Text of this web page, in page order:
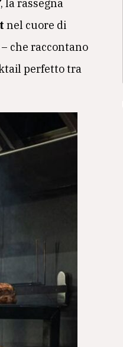
, la rassegna
nel cuore di
che raccontano
perfetto tra